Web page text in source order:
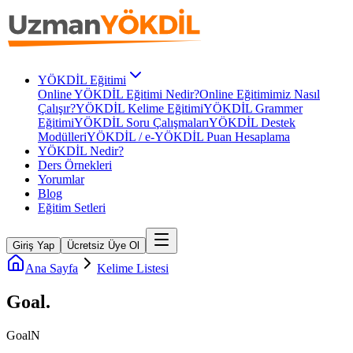
YÖKDİL Eğitimi
Online YÖKDİL Eğitimi Nedir?Online Eğitimimiz Nasıl
Çalışır?YÖKDİL Kelime EğitimiYÖKDİL Grammer
EğitimiYÖKDİL Soru ÇalışmalarıYÖKDİL Destek
ModülleriYÖKDİL / e-YÖKDİL Puan Hesaplama
YÖKDİL Nedir?
Ders Örnekleri
Yorumlar
Blog
Eğitim Setleri
Giriş Yap Ücretsiz Üye Ol
Ana Sayfa Kelime Listesi
Goal.
GoalN